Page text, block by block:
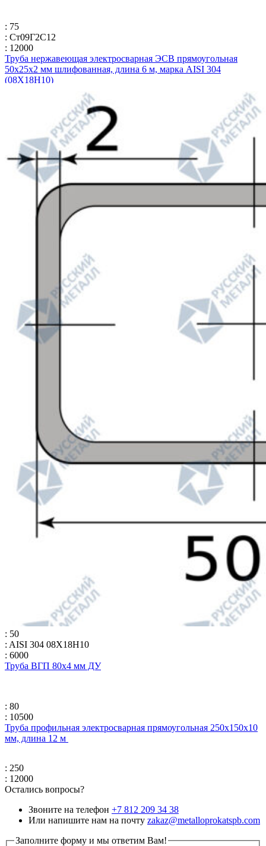
: 75
: Ст09Г2С12
: 12000
Труба нержавеющая электросварная ЭСВ прямоугольная
50х25х2 мм шлифованная, длина 6 м, марка AISI 304
(08Х18Н10)
: 50
: AISI 304 08Х18Н10
: 6000
Труба ВГП 80х4 мм ДУ
: 80
: 10500
Труба профильная электросварная прямоугольная 250х150х10
мм, длина 12 м
: 250
: 12000
Остались вопросы?
Звоните на телефон +7 812 209 34 38
Или напишите нам на почту zakaz@metalloprokatspb.com
Заполните форму и мы ответим Вам!